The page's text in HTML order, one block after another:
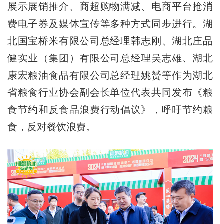
展示展销推介、商超购物满减、电商平台抢消
费电子券及媒体宣传等多种方式同步进行。湖
北国宝桥米有限公司总经理韩志刚、湖北庄品
健实业（集团）有限公司总经理吴志雄、湖北
康宏粮油食品有限公司总经理姚赟等作为湖北
省粮食行业协会副会长单位代表共同发布《粮
食节约和反食品浪费行动倡议》，呼吁节约粮
食，反对餐饮浪费。